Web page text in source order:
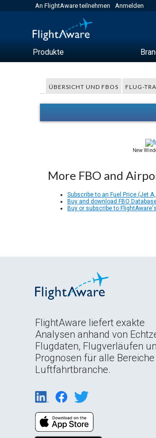
An FlightAware teilnehmen Anmelden
Produkte
ÜBERSICHT UND FBOS FLUG-
New
More FBO and
Subscribe to an Fuel Price (Jet
Buy and download FBO
Buy or subscribe to
FlightAware liefert exakte
Analysen anhand von
Flugdaten, Flugverläufen
Prognosen für alle
Luftfahrtbranche.